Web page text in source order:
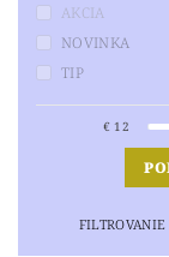
AKCIA
NOVINKA
TIP
€12
FILTROVANIE